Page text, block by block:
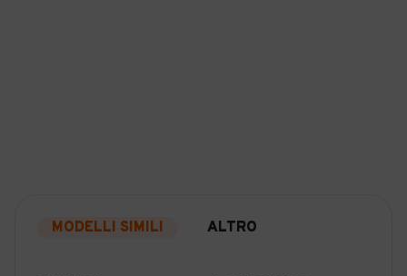
MODELLI SIMILI ALTRO